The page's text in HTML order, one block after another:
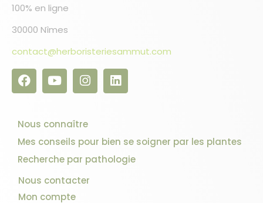
100% en ligne
30000 Nîmes
contact@herboristeriesammut.com
Nous connaître
Mes conseils pour bien se soigner par les plantes
Recherche par pathologie
Nous contacter
Mon compte